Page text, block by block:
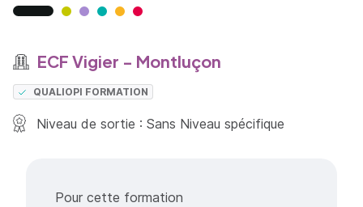
ECF Vigier - Montluçon
QUALIOPI FORMATION
Niveau de sortie : Sans Niveau spécifique
Pour cette formation